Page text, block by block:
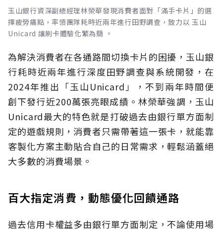
玉山銀行資深副總經理林榮華發現消費者面對「滿手卡片」的選
擇疲勞痛點，率領團隊耗時近兩年進行田野調查，致力以 玉山
Unicard 讓刷卡體驗化繁為簡 。
為解決消費者在各通路間切換卡片的困擾，玉山銀
行耗時近兩年進行深度田野調查與系統開發，在
2024年推出「玉山Unicard」，不到兩年時間便
創下發行近200萬張亮眼成績。林榮華強調，玉山
Unicard最大的特色就是打破過去由銀行單方面制
定的遊戲規則，消費者只需帶著這一張卡，就能靠
客製化方案主動貼合自己的日常需求，輕鬆涵蓋絕
大多數的消費場景。
百大指定消費，動態優化回饋通路
過去信用卡權益多由銀行單方面制定，不論使用場